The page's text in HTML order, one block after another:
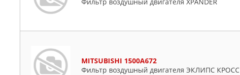
MITSUBISHI 1500A672
Фильтр воздушный двигателя ЭКЛИПС КРОСС